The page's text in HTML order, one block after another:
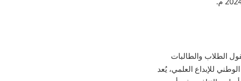
الطلاب والطالبات
للإبداع العلمي، يُعد